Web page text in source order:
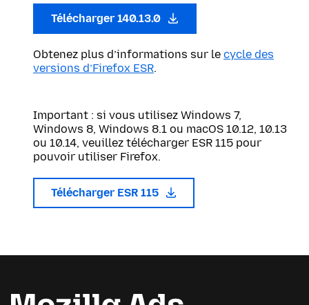
Télécharger 140.13.0
Obtenez plus d’informations sur le cycle des
versions d’Firefox ESR.
Important : si vous utilisez Windows 7,
Windows 8, Windows 8.1 ou macOS 10.12, 10.13
ou 10.14, veuillez télécharger ESR 115 pour
pouvoir utiliser Firefox.
Télécharger ESR 115